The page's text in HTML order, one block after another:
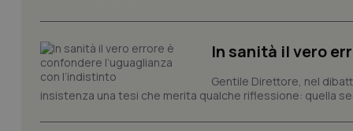
In sanità il vero
Gentile Direttore, nel
insistenza una tesi che merita qualche riflessione: quella
_ga_KM60CM4NPH
Nome